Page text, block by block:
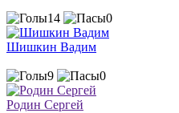
14 0
Шишкин Вадим
9 0
Родин Сергей